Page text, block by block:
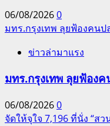
06/08/20260
มทร.กรุงเทพ ลุยฟ้องคน
ข่าวล่ามาแรง
มทร.กรุงเทพ ลุยฟ้อง
06/08/20260
จัดให้จุใจ 7,196 ที่นั่ง “ส